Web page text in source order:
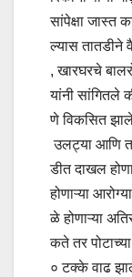
सांपेक्षा जास्त
ल्यास तातडीने
, खारघरचे
यांनी सांगितले
णे विकसित
उलट्या आणि
डीत दाखल
होणाऱ्या
ळे होणाऱ्या
कते तर
० टक्के वाढ